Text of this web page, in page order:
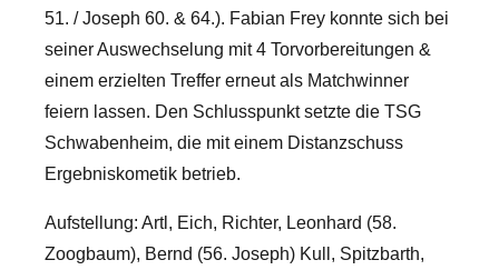
51. / Joseph 60. & 64.). Fabian Frey konnte sich bei
seiner Auswechselung mit 4 Torvorbereitungen &
einem erzielten Treffer erneut als Matchwinner
feiern lassen. Den Schlusspunkt setzte die TSG
Schwabenheim, die mit einem Distanzschuss
Ergebniskometik betrieb.
Aufstellung: Artl, Eich, Richter, Leonhard (58.
Zoogbaum), Bernd (56. Joseph) Kull, Spitzbarth,